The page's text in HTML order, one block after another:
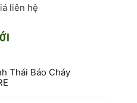
liên hệ
Thái Báo Cháy